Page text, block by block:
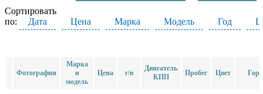
Сортировать
по:
Дата Цена Марка Модель Год
Фотографии
Марка
и
модель
Цена г/в
Двигатель
КПП
Пробег Цвет